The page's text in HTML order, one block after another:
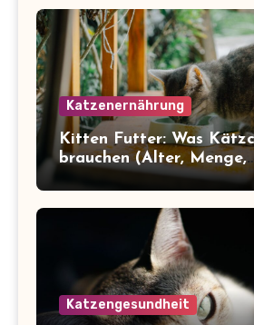
Katzenernährung
Kitten Futter: Was
brauchen (Alter, Menge,
Inhaltsstoffe)
Katzengesundheit